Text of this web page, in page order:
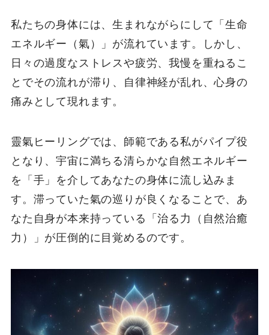
私たちの身体には、生まれながらにして「生命
エネルギー（氣）」が流れています。しかし、
日々の過度なストレスや疲労、我慢を重ねるこ
とでその流れが滞り、自律神経が乱れ、心身の
痛みとして現れます。
靈氣ヒーリングでは、師範である私がパイプ役
となり、宇宙に満ちる清らかな自然エネルギー
を「手」を介してあなたの身体に流し込みま
す。滞っていた氣の巡りが良くなることで、あ
なた自身が本来持っている「治る力（自然治癒
力）」が圧倒的に目覚めるのです。